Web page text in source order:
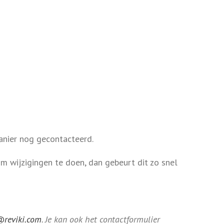
nog gecontacteerd.
wijzigingen te doen, dan gebeurt dit zo snel
. Je kan ook het contactformulier